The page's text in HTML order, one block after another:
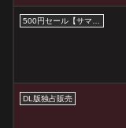
500円セール【サマーセール2026】
DL版独占販売